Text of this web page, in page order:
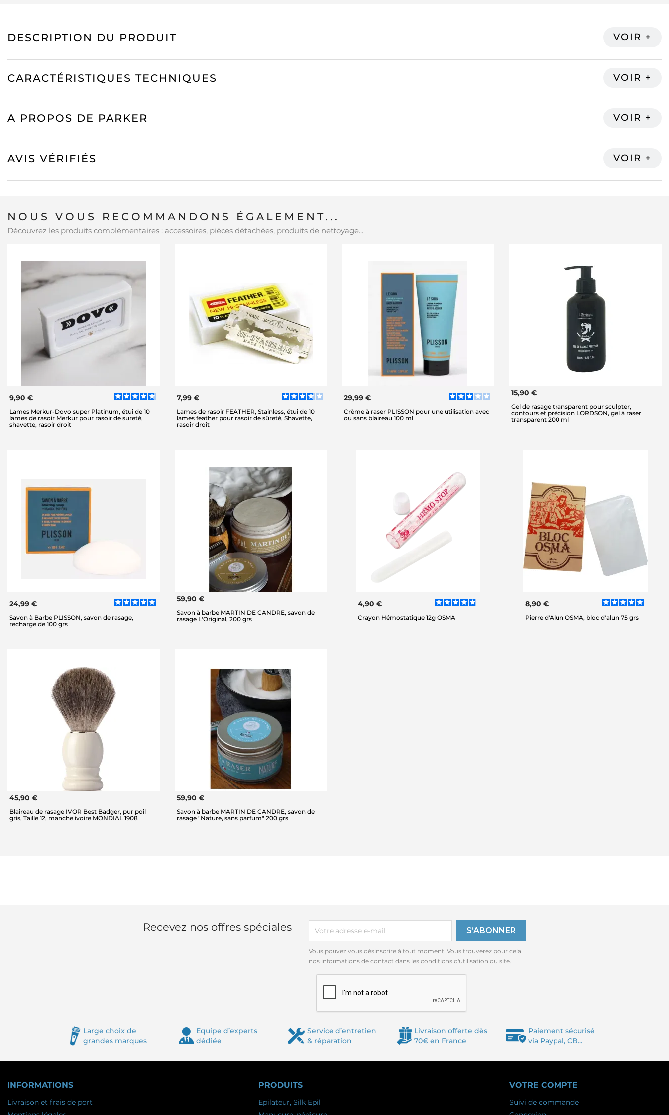
DESCRIPTION DU PRODUIT
CARACTÉRISTIQUES TECHNIQUES
A PROPOS DE PARKER
AVIS VÉRIFIÉS
NOUS VOUS RECOMMANDONS ÉGALEMENT...
Découvrez les produits complémentaires : accessoires, pièces détachées, produits de nettoyage...
9,90 €
Lames Merkur-Dovo super Platinum, étui de 10
lames de rasoir Merkur pour rasoir de sureté,
shavette, rasoir droit
7,99 €
Lames de rasoir FEATHER, Stainless, étui de 10
lames feather pour rasoir de sûreté, Shavette,
rasoir droit
29,99 €
Crème à raser PLISSON pour une utilisation avec
ou sans blaireau 100 ml
15,90 €
Gel de rasage transparent pour sculpter,
contours et précision LORDSON, gel à raser
transparent 200 ml
24,99 €
Savon à Barbe PLISSON, savon de rasage,
recharge de 100 grs
59,90 €
Savon à barbe MARTIN DE CANDRE, savon de
rasage L'Original, 200 grs
4,90 €
Crayon Hémostatique 12g OSMA
8,90 €
Pierre d'Alun OSMA, bloc d'alun 75 grs
45,90 €
Blaireau de rasage IVOR Best Badger, pur poil
gris, Taille 12, manche ivoire MONDIAL 1908
59,90 €
Savon à barbe MARTIN DE CANDRE, savon de
rasage "Nature, sans parfum" 200 grs
Recevez nos offres spéciales
Vous pouvez vous désinscrire à tout moment. Vous trouverez pour cela
nos informations de contact dans les conditions d'utilisation du site.
Large choix de
grandes marques
Equipe d’experts
dédiée
Service d’entretien
& réparation
Livraison offerte dès
70€ en France
Paiement sécurisé
via Paypal, CB...
INFORMATIONS
Livraison et frais de port
PRODUITS
Epilateur, Silk Epil
VOTRE COMPTE
Suivi de commande